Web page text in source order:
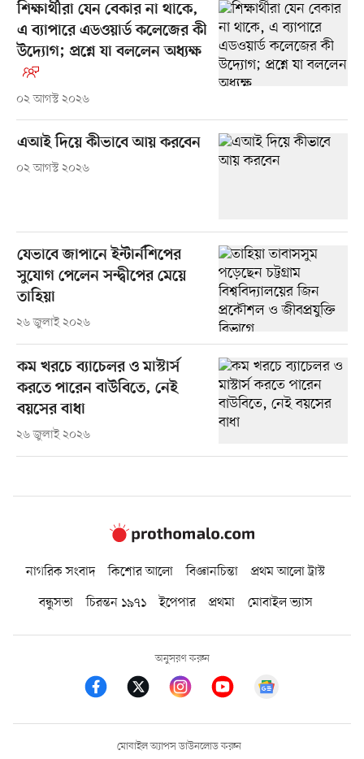
শিক্ষার্থীরা যেন বেকার না থাকে,
এ ব্যাপারে এডওয়ার্ড কলেজের কী
উদ্যোগ; প্রশ্নে যা বললেন অধ্যক্ষ
০২ আগস্ট ২০২৬
এআই দিয়ে কীভাবে আয় করবেন
০২ আগস্ট ২০২৬
যেভাবে জাপানে ইন্টার্নশিপের
সুযোগ পেলেন সন্দ্বীপের মেয়ে
তাহিয়া
২৬ জুলাই ২০২৬
কম খরচে ব্যাচেলর ও মাস্টার্স
করতে পারেন বাউবিতে, নেই
বয়সের বাধা
২৬ জুলাই ২০২৬
নাগরিক সংবাদ কিশোর আলো বিজ্ঞানচিন্তা
প্রথম আলো ট্রাস্ট
বন্ধুসভা
চিরন্তন ১৯৭১ ইপেপার প্রথমা মোবাইল ভ্যাস
অনুসরণ করুন
মোবাইল অ্যাপস ডাউনলোড করুন